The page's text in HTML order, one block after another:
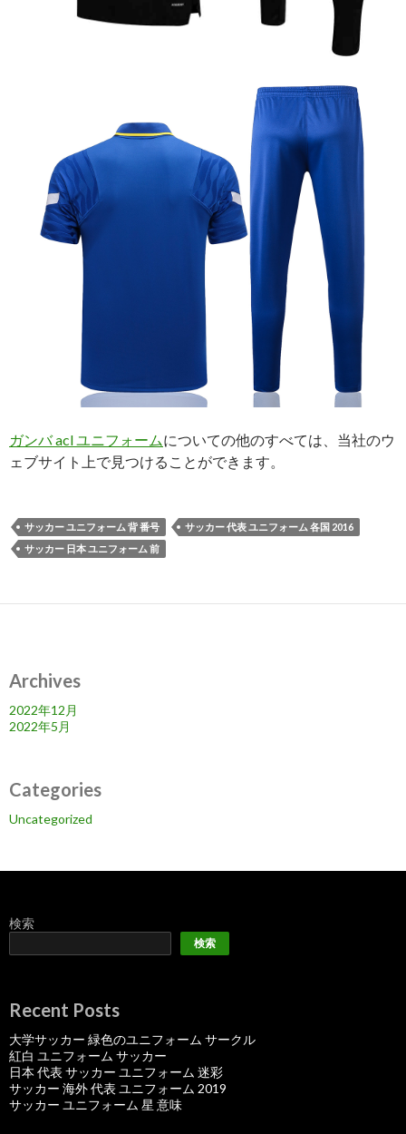
ガンバ acl ユニフォームについての他のすべては、当社のウ
ェブサイト上で見つけることができます。
サッカー ユニフォーム 背 番号
サッカー 代表 ユニフォーム 各国 2016
サッカー 日本 ユニフォーム 前
Archives
2022年12月
2022年5月
Categories
Uncategorized
検索
検索
Recent Posts
大学サッカー 緑色のユニフォーム サークル
紅白 ユニフォーム サッカー
日本 代表 サッカー ユニフォーム 迷彩
サッカー 海外 代表 ユニフォーム 2019
サッカー ユニフォーム 星 意味